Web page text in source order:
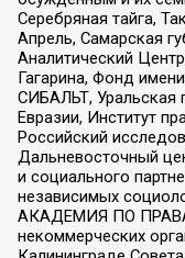
Серебряная тайга,
Апрель, Самарская
Аналитический
Гагарина, Фонд
СИБАЛЬТ, Уральская
Евразии, Институт
Российский
Дальневосточный
и социального
независимых
АКАДЕМИЯ ПО
некоммерческих